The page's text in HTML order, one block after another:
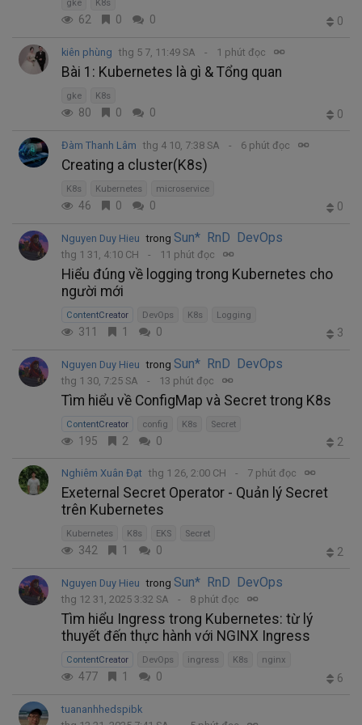
gke K8s
62 0 0 0
kiên phùng thg 5 7, 11:49 SA 1 phút đọc
Bài 1: Kubernetes là gì & Tổng quan
gke K8s
80 0 0 0
Đàm Thanh Lâm thg 4 10, 7:38 SA 6 phút đọc
Creating a cluster(K8s)
K8s Kubernetes microservice
46 0 0 0
Nguyen Duy Hieu trong Sun* RnD DevOps
thg 1 31, 4:10 CH 11 phút đọc
Hiểu đúng về logging trong Kubernetes cho
người mới
ContentCreator DevOps K8s Logging
311 1 0 3
Nguyen Duy Hieu trong Sun* RnD DevOps
thg 1 30, 7:25 SA 13 phút đọc
Tìm hiểu về ConfigMap và Secret trong K8s
ContentCreator config K8s Secret
195 2 0 2
Nghiêm Xuân Đạt thg 1 26, 2:00 CH 7 phút đọc
Exeternal Secret Operator - Quản lý Secret
trên Kubernetes
Kubernetes K8s EKS Secret
342 1 0 2
Nguyen Duy Hieu trong Sun* RnD DevOps
thg 12 31, 2025 3:32 SA 8 phút đọc
Tìm hiểu Ingress trong Kubernetes: từ lý
thuyết đến thực hành với NGINX Ingress
ContentCreator DevOps ingress K8s nginx
477 1 0 6
tuananhhedspibk